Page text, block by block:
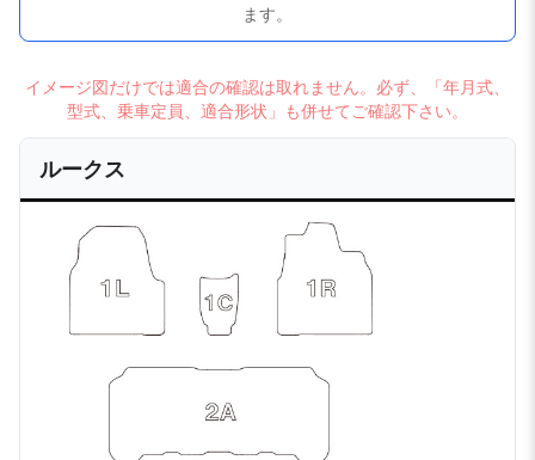
ます。
イメージ図だけでは適合の確認は取れません。必ず、「年月式、
型式、乗車定員、適合形状」も併せてご確認下さい。
ルークス